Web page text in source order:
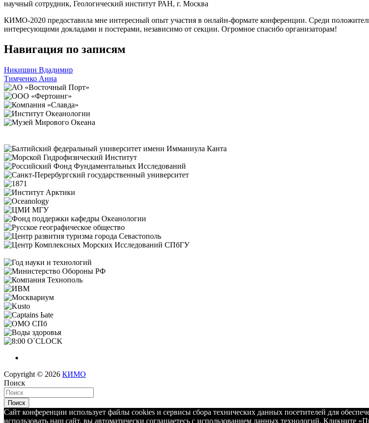
научный сотрудник, Геологический институт РАН, г. Москва
КИМО-2020 предоставила мне интересный опыт участия в онлайн-формате конференции. Среди
интересующими докладами и постерами, независимо от секции. Огромное спасибо организаторам!
Навигация по записям
Никишин Вдадимир
Тимченко Анна
Copyright © 2026 КИМО
Поиск
Поиск
Сайт конференции использует файлы cookies и сервисы сбора технических данных посетителей для
использовать наш сайт, вы автоматически соглашаетесь с использованием данных технологий. Кликните